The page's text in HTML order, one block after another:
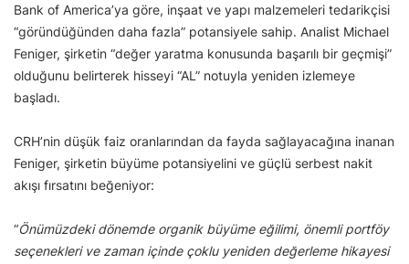
Bank of America’ya göre, inşaat ve yapı malzemeleri tedarikçisi
“göründüğünden daha fazla” potansiyele sahip. Analist Michael
Feniger, şirketin “değer yaratma konusunda başarılı bir geçmişi”
olduğunu belirterek hisseyi “AL” notuyla yeniden izlemeye
başladı.
CRH’nin düşük faiz oranlarından da fayda sağlayacağına inanan
Feniger, şirketin büyüme potansiyelini ve güçlü serbest nakit
akışı fırsatını beğeniyor:
“Önümüzdeki dönemde organik büyüme eğilimi, önemli portföy
seçenekleri ve zaman içinde çoklu yeniden değerleme hikayesi